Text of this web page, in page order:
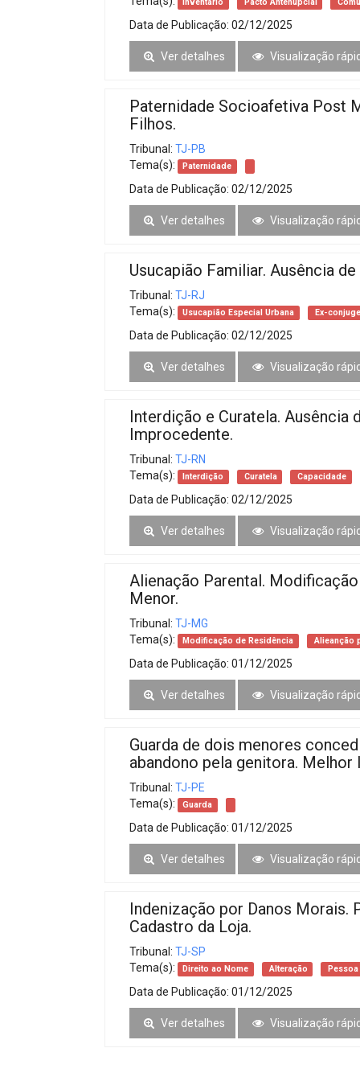
Data de Publicação: 02/12/2025
Ver detalhes Visualização
Paternidade Socioafetiva Post
Filhos.
Tribunal: TJ-PB
Tema(s):
Paternidade
Data de Publicação: 02/12/2025
Ver detalhes Visualização
Usucapião Familiar. Ausência
Tribunal: TJ-RJ
Tema(s):
Usucapião Especial Urbana Ex-conjuge
Data de Publicação: 02/12/2025
Ver detalhes Visualização
Interdição e Curatela. Ausência
Improcedente.
Tribunal: TJ-RN
Tema(s):
Interdição Curatela Capacidade
Data de Publicação: 02/12/2025
Ver detalhes Visualização
Alienação Parental.
Menor.
Tribunal: TJ-MG
Tema(s):
Modificação de Residência Alieanção
Data de Publicação: 01/12/2025
Ver detalhes Visualização
Guarda de dois menores
abandono pela genitora. Melhor
Tribunal: TJ-PE
Tema(s):
Guarda
Data de Publicação: 01/12/2025
Ver detalhes Visualização
Indenização por Danos Morais.
Cadastro da Loja.
Tribunal: TJ-SP
Tema(s):
Direito ao Nome Alteração
Data de Publicação: 01/12/2025
Ver detalhes Visualização